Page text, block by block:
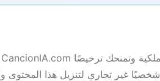
شخصيًا غير تجاري لتنزيل هذا المحتوى